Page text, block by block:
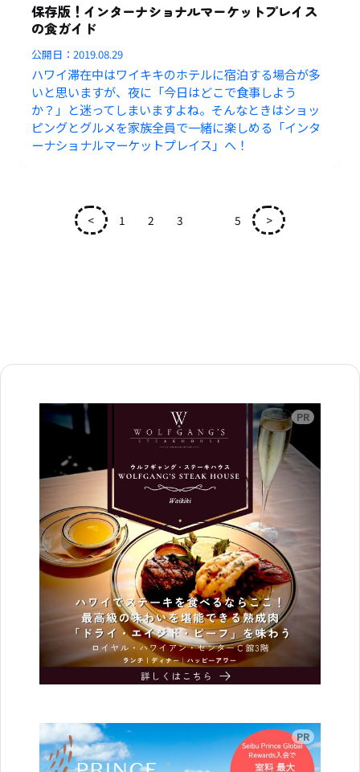
保存版！インターナショナルマーケットプレイス
の食ガイド
公開日：2019.08.29
ハワイ滞在中はワイキキのホテルに宿泊する場合が多
いと思いますが、夜に「今日はどこで食事しよう
か？」と迷ってしまいますよね。そんなときはショッ
ピングとグルメを家族全員で一緒に楽しめる「インタ
ーナショナルマーケットプレイス」へ！
< 1 2 3 5 >
広告
広告